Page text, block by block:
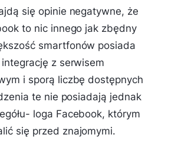
się opinie negatywne, że
to nic innego jak zbędny
smartfonów posiada
z serwisem
i sporą liczbę dostępnych
te nie posiadają jednak
loga Facebook, którym
się przed znajomymi.